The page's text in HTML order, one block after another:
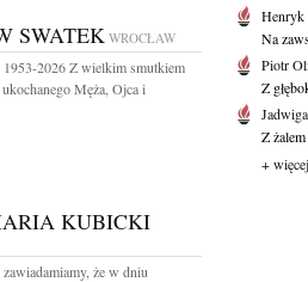
SWATEK WROCŁAW
1953-2026 Z wielkim smutkiem
Męża, Ojca i
KUBICKI
że w dniu
Na
Piotr
Z
Z
+ więcej